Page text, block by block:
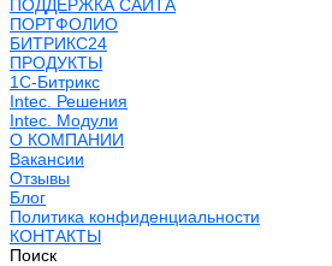
ПОДДЕРЖКА САЙТА
ПОРТФОЛИО
БИТРИКС24
ПРОДУКТЫ
1С-Битрикс
Intec. Решения
Intec. Модули
О КОМПАНИИ
Вакансии
Отзывы
Блог
Политика конфиденциальности
КОНТАКТЫ
Поиск